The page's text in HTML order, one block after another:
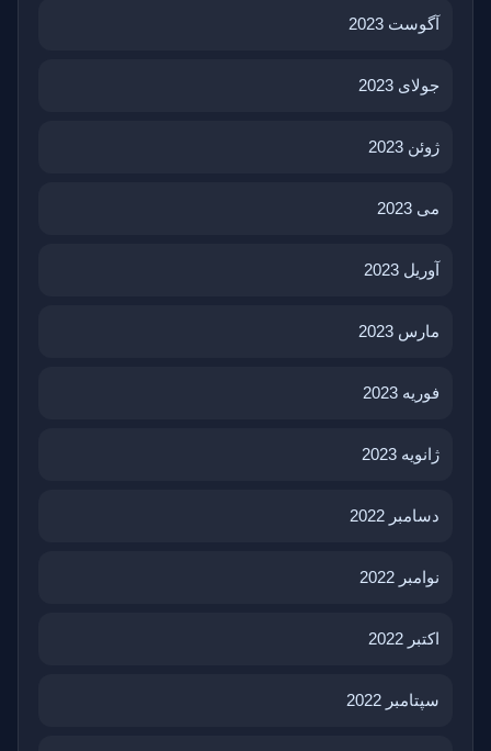
آگوست 2023
جولای 2023
ژوئن 2023
می 2023
آوریل 2023
مارس 2023
فوریه 2023
ژانویه 2023
دسامبر 2022
نوامبر 2022
اکتبر 2022
سپتامبر 2022